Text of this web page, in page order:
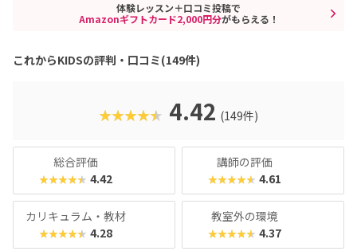
体験レッスン＋口コミ投稿で
Amazonギフトカード2,000円分がもらえる！
これからKIDSの評判・口コミ(149件)
★★★★★ 4.42 (149件)
総合評価
★★★★★ 4.42
講師の評価
★★★★★ 4.61
カリキュラム・教材
★★★★★ 4.28
教室外の環境
★★★★★ 4.37